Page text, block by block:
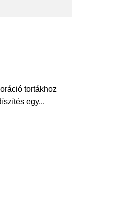
tortákhoz
egy...